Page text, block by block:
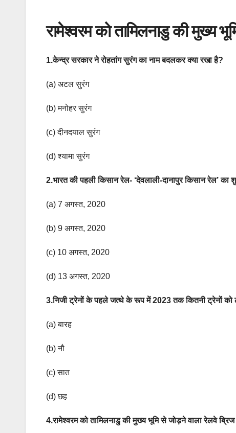
रामेश्वरम को तामिलनाडु की मुख्य
1.केन्द्र सरकार ने रोहतांग सुरंग का नाम बदलकर क्या रखा है?
(a) अटल सुरंग
(b) मनोहर सुरंग
(c) दीनदयाल सुरंग
(d) श्यामा सुरंग
2.भारत की पहली किसान रेल- ‘देवलाली-दानापुर किसान रेल’ का
(a) 7 अगस्त, 2020
(b) 9 अगस्त, 2020
(c) 10 अगस्त, 2020
(d) 13 अगस्त, 2020
3.निजी ट्रेनों के पहले जत्थे के रूप में 2023 तक कितनी ट्रेनों को
(a) बारह
(b) नौ
(c) सात
(d) छह
4.रामेश्वरम को तामिलनाडु की मुख्य भूमि से जोड़ने वाला रेलवे